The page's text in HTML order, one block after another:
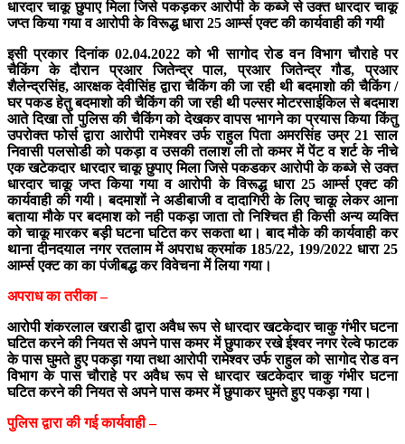
धारदार चाकू छुपाए मिला जिसे पकड़कर आरोपी के कब्जे से उक्त धारदार चाकू
जप्त किया गया व आरोपी के विरूद्ध धारा 25 आर्म्स एक्ट की कार्यवाही की गयी
इसी प्रकार दिनांक 02.04.2022 को भी सागोद रोड वन विभाग चौराहे पर
चैकिंग के दौरान प्रआर जितेन्द्र पाल, प्रआर जितेन्द्र गौड, प्रआर
शैलेन्द्रसिंह, आरक्षक देवीसिंह द्वारा चैकिंग की जा रही थी बदमाशो की चैकिंग /
घर पकड हेतु बदमाशो की चैकिंग की जा रही थी पल्सर मोटरसाईकिल से बदमाश
आते दिखा तो पुलिस की चैकिंग को देखकर वापस भागने का प्रयास किया किंतु
उपरोक्त फोर्स द्वारा आरोपी रामेश्वर उर्फ राहुल पिता अमरसिंह उम्र 21 साल
निवासी पलसोडी को पकड़ा व उसकी तलाश ली तो कमर में पेंट व शर्ट के नीचे
एक खटेकदार धारदार चाकू छुपाए मिला जिसे पकडकर आरोपी के कब्जे से उक्त
धारदार चाकू जप्त किया गया व आरोपी के विरूद्ध धारा 25 आर्म्स एक्ट की
कार्यवाही की गयी। बदमाशों ने अडीबाजी व दादागिरी के लिए चाकू लेकर आना
बताया मौके पर बदमाश को नही पकड़ा जाता तो निश्चित ही किसी अन्य व्यक्ति
को चाकू मारकर बड़ी घटना घटित कर सकता था। बाद मौके की कार्यवाही कर
थाना दीनदयाल नगर रतलाम में अपराध क्रमांक 185/22, 199/2022 धारा 25
आर्म्स एक्ट का का पंजीबद्ध कर विवेचना में लिया गया।
अपराध का तरीका –
आरोपी शंकरलाल खराडी द्वारा अवैध रूप से धारदार खटकेदार चाकु गंभीर घटना
घटित करने की नियत से अपने पास कमर में छुपाकर रखे ईश्वर नगर रेल्वे फाटक
के पास घुमते हुए पकड़ा गया तथा आरोपी रामेश्वर उर्फ राहुल को सागोद रोड वन
विभाग के पास चौराहे पर अवैध रूप से धारदार खटकेदार चाकु गंभीर घटना
घटित करने की नियत से अपने पास कमर में छुपाकर घुमते हुए पकड़ा गया।
पुलिस द्वारा की गई कार्यवाही –